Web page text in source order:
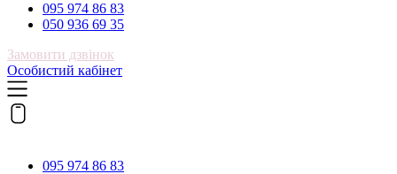
095 974 86 83
050 936 69 35
Замовити дзвінок
Особистий кабінет
095 974 86 83